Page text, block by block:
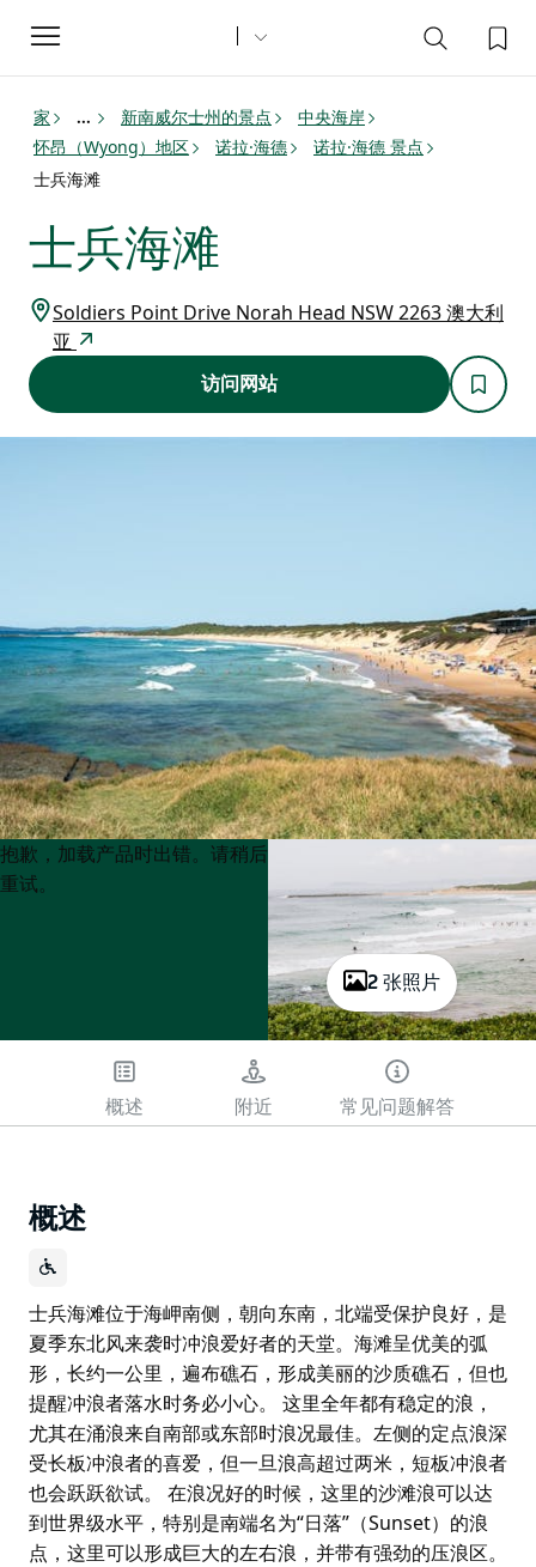
Toggle
navigation
家 ... 新南威尔士州的景点
中央海岸
怀昂（Wyong）地区
诺拉·海德
诺拉·海德 景点
士兵海滩
士兵海滩
Soldiers Point Drive Norah Head NSW 2263 澳大利
亚
访问网站
2 张照片
Product
List
Product
List
抱歉，加载产品时出错。请稍后
重试。
概述 附近 常见问题解答
概述
士兵海滩位于海岬南侧，朝向东南，北端受保护良好，是
夏季东北风来袭时冲浪爱好者的天堂。海滩呈优美的弧
形，长约一公里，遍布礁石，形成美丽的沙质礁石，但也
提醒冲浪者落水时务必小心。 这里全年都有稳定的浪，
尤其在涌浪来自南部或东部时浪况最佳。左侧的定点浪深
受长板冲浪者的喜爱，但一旦浪高超过两米，短板冲浪者
也会跃跃欲试。 在浪况好的时候，这里的沙滩浪可以达
到世界级水平，特别是南端名为“日落”（Sunset）的浪
点，这里可以形成巨大的左右浪，并带有强劲的压浪区。